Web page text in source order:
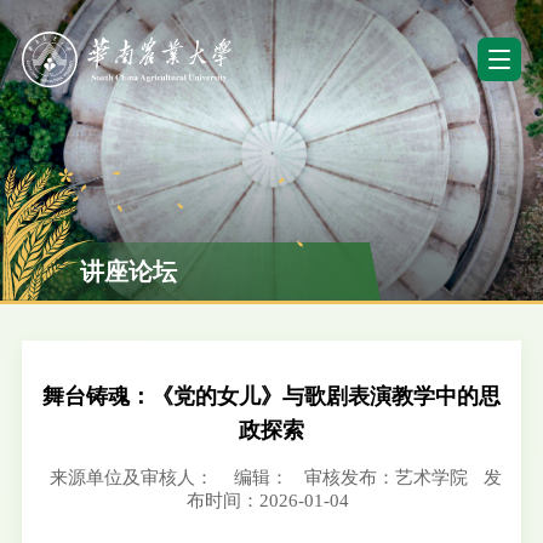
讲座论坛
舞台铸魂：《党的女儿》与歌剧表演教学中的思
政探索
来源单位及审核人： 编辑： 审核发布：艺术学院
发
布时间：2026-01-04